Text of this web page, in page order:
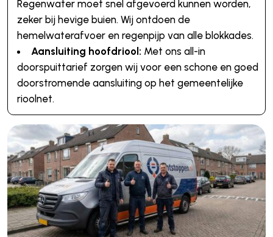
Regenwater moet snel afgevoerd kunnen worden,
zeker bij hevige buien. Wij ontdoen de
hemelwaterafvoer en regenpijp van alle blokkades.
Aansluiting hoofdriool: Met ons all-in
doorspuittarief zorgen wij voor een schone en goed
doorstromende aansluiting op het gemeentelijke
rioolnet.